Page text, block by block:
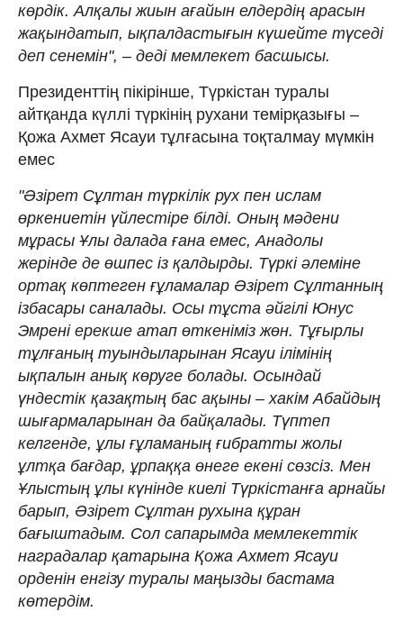
көрдік. Алқалы жиын ағайын елдердің арасын
жақындатып, ықпалдастығын күшейте түседі
деп сенемін", – деді мемлекет басшысы.
Президенттің пікірінше, Түркістан туралы
айтқанда күллі түркінің рухани темірқазығы –
Қожа Ахмет Ясауи тұлғасына тоқталмау мүмкін
емес
"Әзірет Сұлтан түркілік рух пен ислам
өркениетін үйлестіре білді. Оның мәдени
мұрасы Ұлы далада ғана емес, Анадолы
жерінде де өшпес із қалдырды. Түркі әлеміне
ортақ көптеген ғұламалар Әзірет Сұлтанның
ізбасары саналады. Осы тұста әйгілі Юнус
Эмрені ерекше атап өткеніміз жөн. Тұғырлы
тұлғаның туындыларынан Ясауи ілімінің
ықпалын анық көруге болады. Осындай
үндестік қазақтың бас ақыны – хакім Абайдың
шығармаларынан да байқалады. Түптеп
келгенде, ұлы ғұламаның ғибратты жолы
ұлтқа бағдар, ұрпаққа өнеге екені сөзсіз. Мен
Ұлыстың ұлы күнінде киелі Түркістанға арнайы
барып, Әзірет Сұлтан рухына құран
бағыштадым. Сол сапарымда мемлекеттік
наградалар қатарына Қожа Ахмет Ясауи
орденін енгізу туралы маңызды бастама
көтердім.